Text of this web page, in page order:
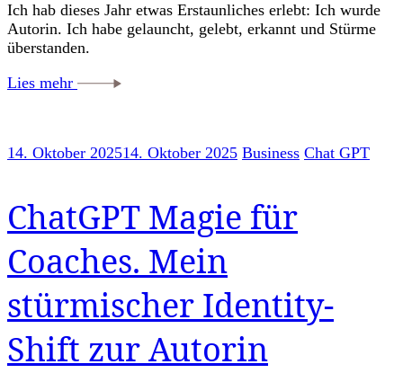
Ich hab dieses Jahr etwas Erstaunliches erlebt: Ich wurde
Autorin. Ich habe gelauncht, gelebt, erkannt und Stürme
überstanden.
Lies mehr
14. Oktober 202514. Oktober 2025 Business Chat GPT
ChatGPT Magie für
Coaches. Mein
stürmischer Identity-
Shift zur Autorin